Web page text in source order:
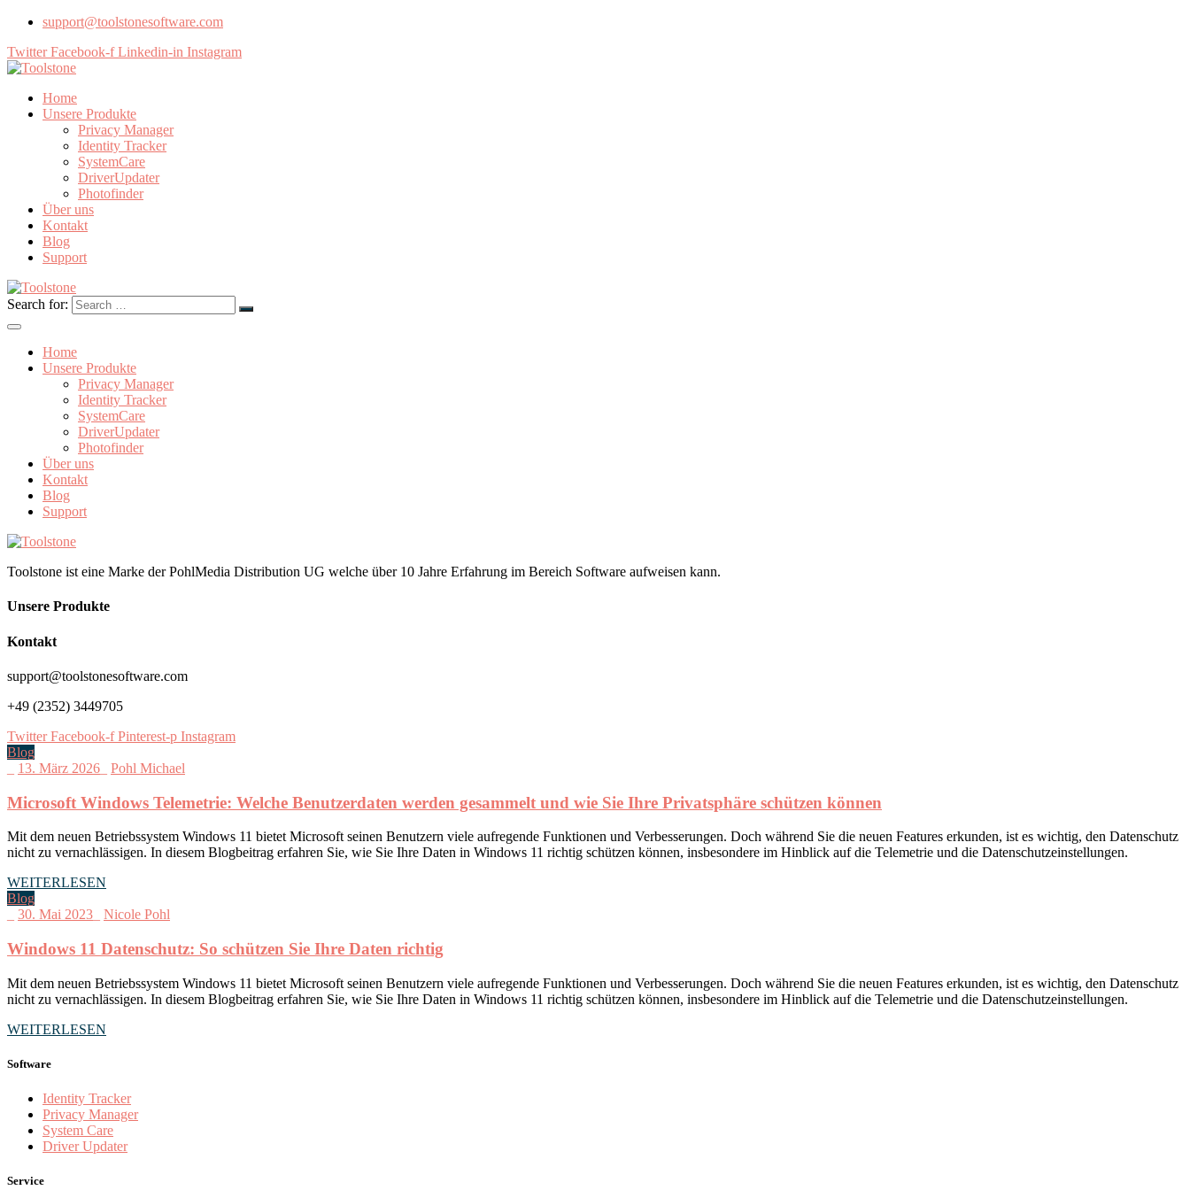
support@toolstonesoftware.com
Twitter Facebook-f Linkedin-in Instagram
Home
Unsere Produkte
Privacy Manager
Identity Tracker
SystemCare
DriverUpdater
Photofinder
Über uns
Kontakt
Blog
Support
Search for:
Home
Unsere Produkte
Privacy Manager
Identity Tracker
SystemCare
DriverUpdater
Photofinder
Über uns
Kontakt
Blog
Support
Toolstone ist eine Marke der PohlMedia Distribution UG welche über 10 Jahre Erfahrung im Bereich Software aufweisen kann.
Unsere Produkte
Kontakt
support@toolstonesoftware.com
+49 (2352) 3449705
Twitter Facebook-f Pinterest-p Instagram
Blog
13. März 2026 Pohl Michael
Microsoft Windows Telemetrie: Welche Benutzerdaten werden gesammelt und wie Sie Ihre Privatsphäre schützen können
Mit dem neuen Betriebssystem Windows 11 bietet Microsoft seinen Benutzern viele aufregende Funktionen und Verbesserungen. Doch während Sie die neuen Features erkunden, ist es wichtig, den Datenschutz
nicht zu vernachlässigen. In diesem Blogbeitrag erfahren Sie, wie Sie Ihre Daten in Windows 11 richtig schützen können, insbesondere im Hinblick auf die Telemetrie und die Datenschutzeinstellungen.
WEITERLESEN
Blog
30. Mai 2023 Nicole Pohl
Windows 11 Datenschutz: So schützen Sie Ihre Daten richtig
Mit dem neuen Betriebssystem Windows 11 bietet Microsoft seinen Benutzern viele aufregende Funktionen und Verbesserungen. Doch während Sie die neuen Features erkunden, ist es wichtig, den Datenschutz
nicht zu vernachlässigen. In diesem Blogbeitrag erfahren Sie, wie Sie Ihre Daten in Windows 11 richtig schützen können, insbesondere im Hinblick auf die Telemetrie und die Datenschutzeinstellungen.
WEITERLESEN
Software
Identity Tracker
Privacy Manager
System Care
Driver Updater
Service